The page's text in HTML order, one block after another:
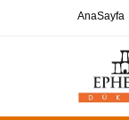
AnaSayfa